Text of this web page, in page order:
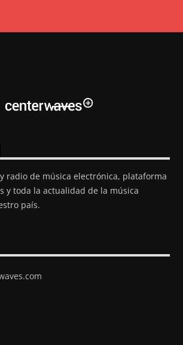
radio de música electrónica, plataforma
y toda la actualidad de la música
país.